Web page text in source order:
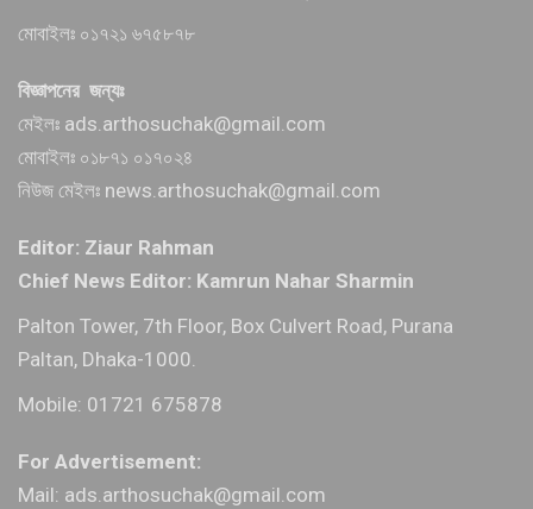
মোবাইলঃ ০১৭২১ ৬৭৫৮৭৮
বিজ্ঞাপনের জন্যঃ
মেইলঃ ads.arthosuchak@gmail.com
মোবাইলঃ ০১৮৭১ ০১৭০২৪
নিউজ মেইলঃ news.arthosuchak@gmail.com
Editor: Ziaur Rahman
Chief News Editor: Kamrun Nahar Sharmin
Palton Tower, 7th Floor, Box Culvert Road, Purana
Paltan, Dhaka-1000.
Mobile: 01721 675878
For Advertisement:
Mail: ads.arthosuchak@gmail.com